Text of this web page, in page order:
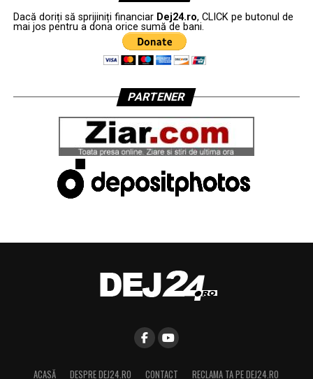
Dacă doriți să sprijiniți financiar Dej24.ro, CLICK pe butonul de
mai jos pentru a dona orice sumă de bani.
PARTENER
ACASĂ DESPRE DEJ24.RO CONTACT RECLAMA TA PE DEJ24.RO